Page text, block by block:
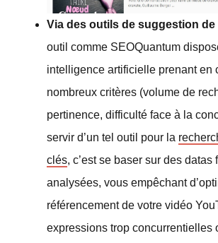
Via des outils de suggestion
outil comme SEOQuantum
intelligence artificielle prenant en
nombreux critères (volume de
pertinence, difficulté face à la
servir d’un tel outil pour la
clés, c’est se baser sur des datas
analysées, vous empêchant
référencement de votre vidéo
expressions trop concurrentielles